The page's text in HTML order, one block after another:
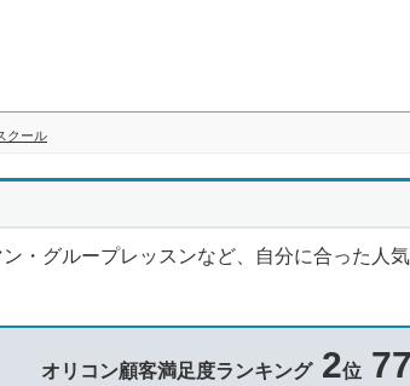
クール
・グループレッスンなど、自分に合った人
オリコン顧客満足度ランキング2位